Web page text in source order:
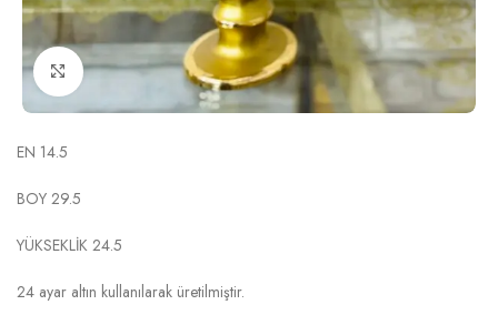
Click to enlarge
EN 14.5
BOY 29.5
YÜKSEKLİK 24.5
24 ayar altın kullanılarak üretilmiştir.